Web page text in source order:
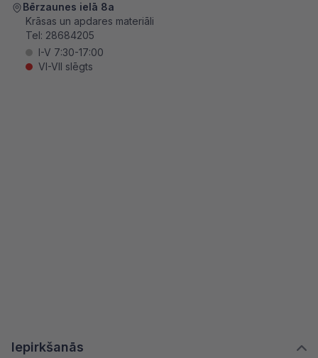
Iepirkšanās
Bērzaunes ielā 8a
Krāsas un apdares materiāli
Tel: 28684205
I-V 7:30-17:00
VI-VII slēgts